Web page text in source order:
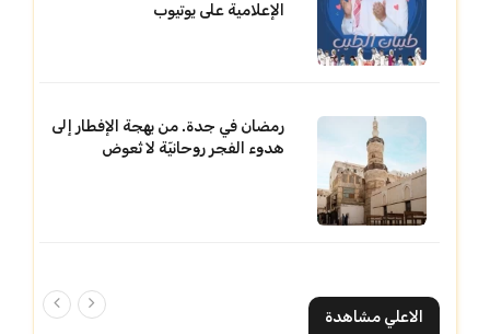
الإعلامية على يوتيوب
رمضان في جدة. من بهجة الإفطار إلى
هدوء الفجر روحانيّة لا تُعوض
الاعلي مشاهدة